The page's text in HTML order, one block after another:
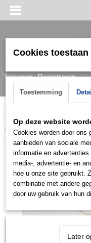
Inloggen Registreren
Home > Armband > Dames
ARGO799
Let op: het kan
verkocht; in dat
Cookies toestaan
Toestemming
Op deze website
Cookies worden door ons
aanbieden van sociale
informatie en
media-, advertentie- en
hoe u onze site gebruikt.
combinatie met andere
door uw gebruik van hun
Later